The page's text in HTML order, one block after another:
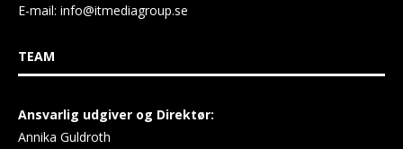
E-mail: info@itmediagroup.se
TEAM
Ansvarlig udgiver og Direktør:
Annika Guldroth